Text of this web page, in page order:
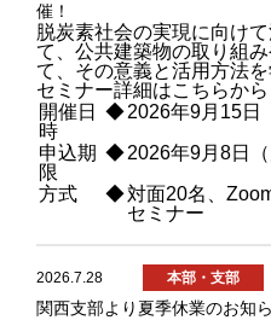
催！
脱炭素社会の実現に向け
て、公共建築物の取り組
て、その意義と活用方法を
セミナー詳細はこちらから
開催日
時
◆2026年9月15日
申込期
限
◆2026年9月8日（
方式
◆対面20名、
セミナー
2026.7.28 本部・支部
関西支部より夏季休業のお知ら